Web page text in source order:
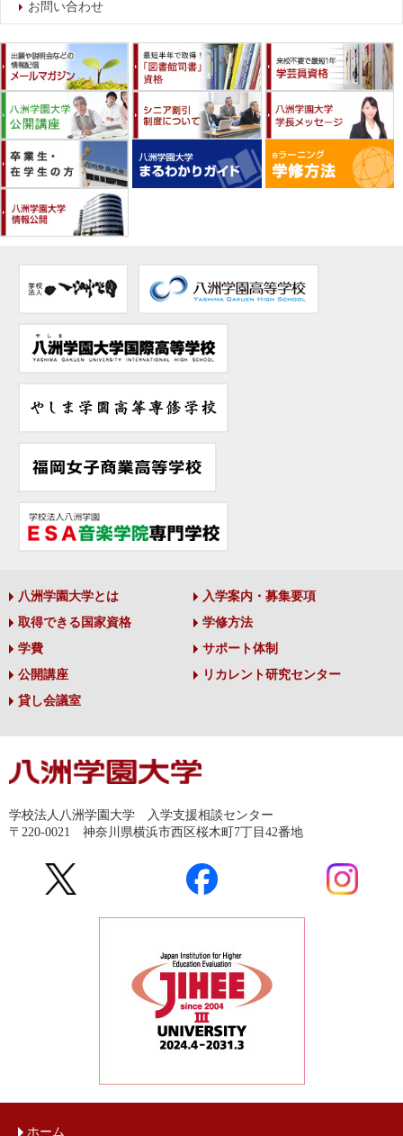
お問い合わせ
八洲学園大学とは
入学案内・募集要項
取得できる国家資格
学修方法
学費
サポート体制
公開講座
リカレント研究センター
貸し会議室
学校法人八洲学園大学 入学支援相談センター
〒220-0021 神奈川県横浜市西区桜木町7丁目42番地
ホーム